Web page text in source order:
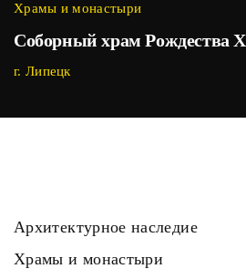
Храмы и монастыри
Соборный храм Рождества
г. Липецк
Архитектурное наследие
Храмы и монастыри